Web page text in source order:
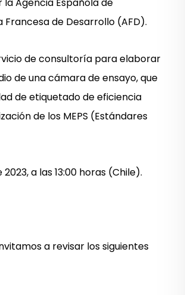
de Desarrollo (AFD).
de consultoría para elaborar
de una cámara de ensayo, que
de etiquetado de eficiencia
de los MEPS (Estándares
a las 13:00 horas (Chile).
a revisar los siguientes